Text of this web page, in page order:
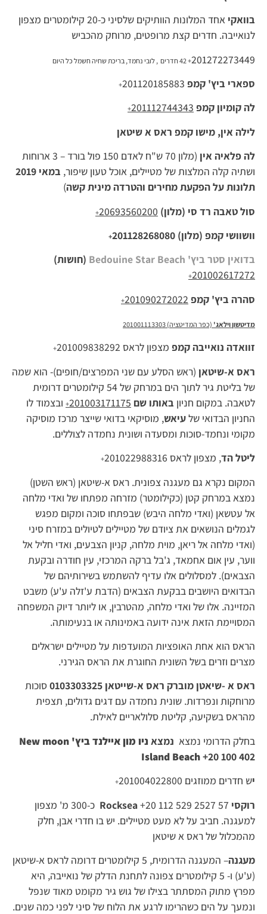
בוואקי
אחד המלונות הוותיקים שלסיני כ-20 קילומטרים מצפון
לנואייבה. חדרים קצת מרופטים, מרוחק מהכביש
201272273449
+
ספארי ביץ' קמפ 201120185883
+
לה קומיון קמפ 201112744343
+
לילה אין, מישו קמפ ראס א שיטאן
לה פלאיה אין
(מלון 70 ש"ח לאדם 150 פול בורד – 3 ארוחות
ושתיה קלה המלצות של מטיילים, אוכל טעון שיפור,
במאי 2019
תלונות על הפקעת מחירים והטרדה מינית קשה)
סול טאבה רד סי (מלון) 20693560200
+
וושוושי קמפ (מלון) 201128268080
+
בדואין סטר ביץ' Bedouine Star Beach
(חושות)
201002617272
+
סהרה ביץ' קמפ 201090272022
+
מדיטשון וילאג' (כפר המדיטציה) 201001113303
זוואדה נואייבה קמפ מצפון לראס 201009838292 +
ראס א-שיטאן (ראש הסלע עם שני המפרצים/חופים)- הוא שמה
של בליטת גיר לתוך הים במרחק של 54 קילומטרים דרומית
לטאבה. במקום חניון באותו שם 201003171175
+ ובצמוד לו
החניון הבדואי שלעיאש, מוסיקאי בדואי שייצר מרכז מוסיקה
מקומי ונחמד-סוכות ומסעדה ושונית נחמדה לצוללים.
ליטל הד, מצפון לראס 201022988316 +
המקום נקרא גם מעגנה צפונית. ראס א-שיטאן (ראש השטן)
נמצא במרחק קטן (כקילומטר) מזרחה מפתחו של ואדי מלחה
אל עטשאן (ואדי מלחה היבש) שבפתחו סוכה ומקום מפגש
לגמלים הנושאים את ציודם של מטיילים לטיולים במזרח סיני
(ואדי מלחה אל ריאן, מוית מלחה, קניון הצבעים, ואדי חליל אל
ווער, עין אום אחמאד, ג'בל ברקה המרכזי, עין חודרה ובקעת
הצבאים). למסלולים אלו עדיף להשתמש בשירותיהם של
הבדואים היושבים בבקעת הצבאים (הדבת ע'זלה ע'ע) משבט
המזיינה. אלו של ואדי מלחה, מהטרבין, או ליותר דיוק המשפחה
המסויימת הזאת אינה ידועה באמינותה או בנעימותה.
הראס הוא אחת האופציות המועדפות על מטיילים ישראלים
מצרים וזרים בשל השונית החוגרת את הראס הגירני.
ראס א -שיאטן מוברק ראס א-שייטאן 0103303325
סוכות
מרוחקות ונפרדות. שונית נחמדה עם דגים גדולים, תצפית
מהראס בשקיעה, קליטת סלולאריים לאילת.
בחלק הדרומי נמצא נמצא ניו מון איילנד ביץ' New moon
Island Beach+20 100 402
יש חדרים ממוזגים 201004022800 +
רוקסי Rocksea
+20 112 529 2527 57 כ-300 מ' מצפון
למעגנה. חביב על לא מעט מטיילים. יש בו חדרי אבן, חלק
מהמכלול של ראס א שיטאן
מעגנה
– המעגנה הדרומית, 5 קילומטרים דרומה לראס א-שיטאן
(ע'ע) ו- 5 קילומטרים צפונה לתחנת הדלק של נואייבה, היא
מפרץ מתוק המסתתר בצילו של גוש גיר מקומט מאוד שנפל
ונמעך על הים כשהרימו לרגע את הלוח של סיני לפני כמה שנים.